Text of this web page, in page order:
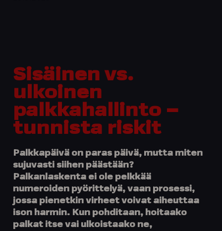
Sisäinen vs.
ulkoinen
palkkahallinto –
tunnista riskit
Palkkapäivä on paras päivä, mutta miten
sujuvasti siihen päästään?
Palkanlaskenta ei ole pelkkää
numeroiden pyörittelyä, vaan prosessi,
jossa pienetkin virheet voivat aiheuttaa
ison harmin. Kun pohditaan, hoitaako
palkat itse vai ulkoistaako ne,